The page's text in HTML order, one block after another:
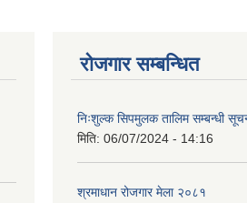
रोजगार सम्बन्धित
निःशुल्क सिपमुलक तालिम सम्बन्धी
मिति: 06/07/2024 - 14:16
श्रमाधान रोजगार मेला २०८१